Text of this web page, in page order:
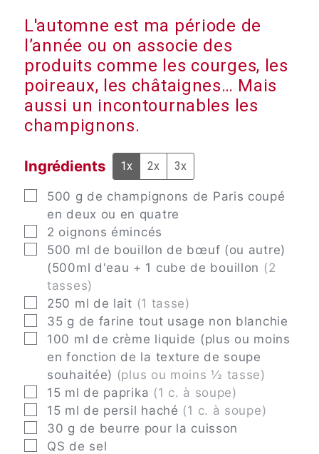
L'automne est ma période de
l’année ou on associe des
produits comme les courges, les
poireaux, les châtaignes… Mais
aussi un incontournables les
champignons.
Ingrédients 1x 2x 3x
▢
500 g de champignons de Paris coupé
en deux ou en quatre
▢
2 oignons émincés
▢
500 ml de bouillon de bœuf (ou autre)
(500ml d'eau + 1 cube de bouillon (2
tasses)
▢
250 ml de lait (1 tasse)
▢
35 g de farine tout usage non blanchie
▢
100 ml de crème liquide (plus ou moins
en fonction de la texture de soupe
souhaitée) (plus ou moins ½ tasse)
▢
15 ml de paprika (1 c. à soupe)
▢
15 ml de persil haché (1 c. à soupe)
▢
30 g de beurre pour la cuisson
▢
QS de sel